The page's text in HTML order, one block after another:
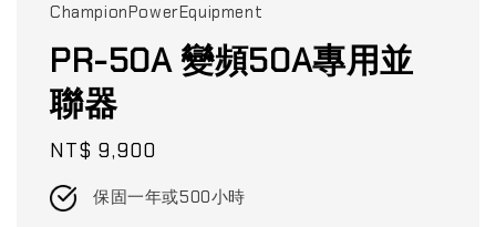
ChampionPowerEquipment
PR-50A 變頻50A專用並
聯器
Regular
price
NT$ 9,900
保固一年或500小時